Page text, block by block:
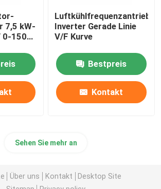
7,5 kW-
0-1500
Luftkühlfrequenzantrieb
Inverter Gerade Linie
V/F Kurve
Bestpreis
Kontakt
Sehen Sie mehr an
Über uns Kontakt
Desktop Site